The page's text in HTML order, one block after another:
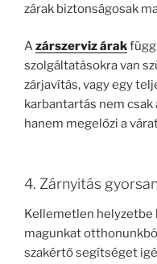
zárak biztonságosak
Azárszerviz árak
szolgáltatásokra van
zárjavítás, vagy egy
karbantartás nem
hanem megelőzi a
4. Zárnyitás
Kellemetlen helyzetbe
magunkat
szakértő segítséget